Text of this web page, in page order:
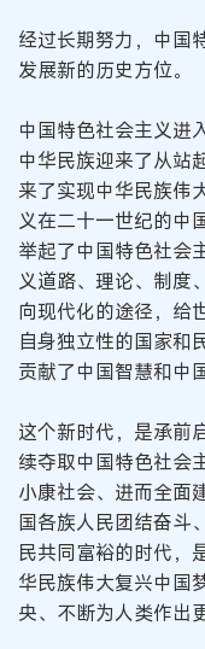
经过长期努力，中国
发展新的历史方位。
中国特色社会主义进
中华民族迎来了从站
来了实现中华民族伟
义在二十一世纪的中
举起了中国特色社会
义道路、理论、制度
向现代化的途径，给
自身独立性的国家和
贡献了中国智慧和中
这个新时代，是承前
续夺取中国特色社会
小康社会、进而全面
国各族人民团结奋斗
民共同富裕的时代，
华民族伟大复兴中国
央、不断为人类作出